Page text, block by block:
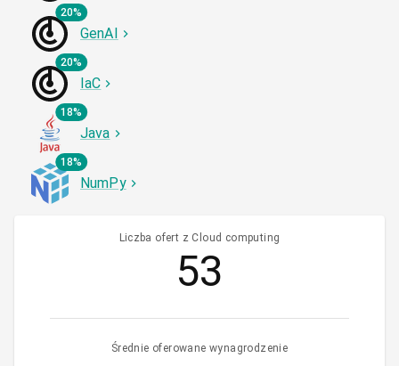
20%
GenAI
20%
IaC
18%
Java
18%
NumPy
Liczba ofert z Cloud computing
53
Średnie oferowane wynagrodzenie